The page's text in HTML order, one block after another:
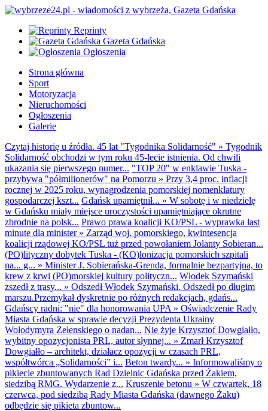
Reprinty
Gazeta Gdańska
Ogłoszenia
Strona główna
Sport
Motoryzacja
Nieruchomości
Ogłoszenia
Galerie
Czytaj historię u źródła. 45 lat "Tygodnika Solidarność" » Tygodnik
Solidarność obchodzi w tym roku 45-lecie istnienia. Od chwili
ukazania się pierwszego numer... "TOP 20" w enklawie Tuska -
przybywa "półmilionerów" na Pomorzu » Przy 3,4 proc. inflacji
rocznej w 2025 roku, wynagrodzenia pomorskiej nomenklatury
gospodarczej kszt... Gdańsk upamiętnił... » W sobotę i w niedzielę
w Gdańsku miały miejsce uroczystości upamiętniające okrutne
zbrodnie na polsk... Prawo prawa koalicji KO/PSL - wyprawka last
minute dla minister» Zarząd woj. pomorskiego, kwintesencja
koalicji rządowej KO/PSL tuż przed powołaniem Jolanty Sobieran...
(PO)lityczny dobytek Tuska - (KO)lonizacja pomorskich szpitali
na... g... » Minister J. Sobierańska-Grenda, formalnie bezpartyjna, to
krew z krwi (PO)morskiej kultury polityczn... Włodek Szymański
zszedł z trasy... » Odszedł Włodek Szymański. Odszedł po długim
marszu.Przemykał dyskretnie po różnych redakcjach, gdańs...
Gdańscy radni: "nie" dla honorowania UPA » Oświadczenie Rady
Miasta Gdańska w sprawie decyzji Prezydenta Ukrainy
Wołodymyra Zełenskiego o nadan... Nie żyje Krzysztof Dowgiałło,
wybitny opozycjonista PRL, autor słynnej... » Zmarł Krzysztof
Dowgiałło – architekt, działacz opozycji w czasach PRL,
współtwórca „Solidarności” i... Beton twardy... » Informowaliśmy o
pikiecie zbuntowanych Rad Dzielnic Gdańska przed Żakiem,
siedzibą RMG. Wydarzenie z... Kruszenie betonu » W czwartek, 18
czerwca, pod siedzibą Rady Miasta Gdańska (dawnego Żaku)
odbędzie się pikieta zbuntow...